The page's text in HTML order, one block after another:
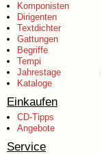
Komponisten
Dirigenten
Textdichter
Gattungen
Begriffe
Tempi
Jahrestage
Kataloge
Einkaufen
CD-Tipps
Angebote
Service